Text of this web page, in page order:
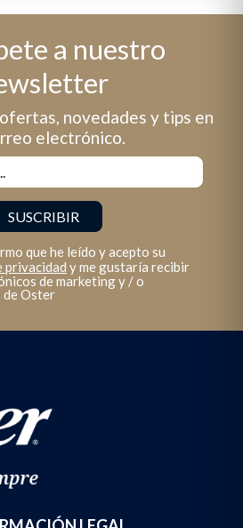
a nuestro
novedades y tips en
electrónico.
que he leído y acepto su
privacidad y me gustaría recibir
de marketing y / o
de Oster